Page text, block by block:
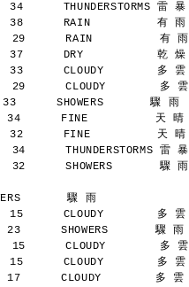
THUNDERSTORMS 雷 暴
38      RAIN          有 雨
29      RAIN          有 雨
37      DRY           乾 燥
CLOUDY        多 雲
CLOUDY        多 雲
SHOWERS       驟 雨
34      FINE          天 晴
32      FINE          天 晴
THUNDERSTORMS 雷 暴
SHOWERS       驟 雨
驟 雨
CLOUDY        多 雲
SHOWERS       驟 雨
CLOUDY        多 雲
CLOUDY        多 雲
CLOUDY        多 雲